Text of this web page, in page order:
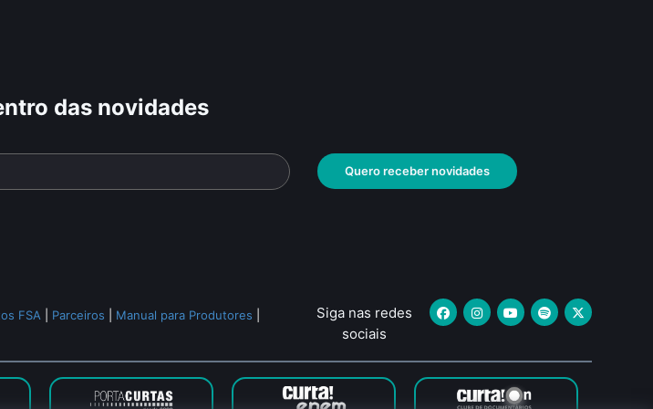
das novidades
Quero receber novidades
FSA Parceiros Manual para Produtores
Siga nas redes
sociais